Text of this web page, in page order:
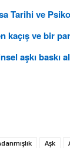
Tarihi ve
kaçış ve bir
aşkı baskı
Aşk